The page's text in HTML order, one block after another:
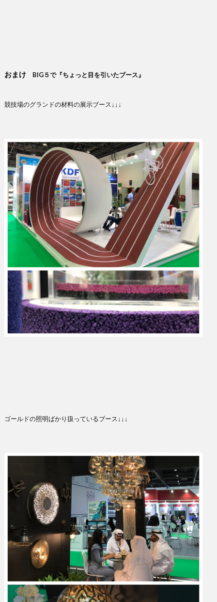
おまけ BIG５で『ちょっと目を引いたブース』
競技場のグランドの材料の展示ブース↓↓↓
ゴールドの照明ばかり扱っているブース↓↓↓